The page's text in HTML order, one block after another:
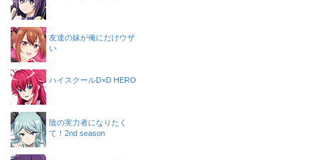
友達の妹が俺にだけウザ
い
ハイスクールD×D HERO
陰の実力者になりたく
て！2nd season